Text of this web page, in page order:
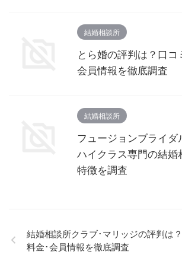
結婚相談所
とら婚の評判は？口コ
会員情報を徹底調査
結婚相談所
フュージョンブライダ
ハイクラス専門の結婚
特徴を調査
結婚相談所クラブ･マリッジの評判は
料金･会員情報を徹底調査